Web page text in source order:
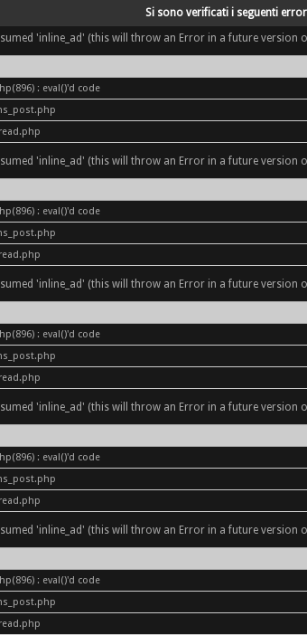
Si sono verificati i seguenti
'inline_ad' (this will throw an Error in a future version
: eval()'d code
'inline_ad' (this will throw an Error in a future version
: eval()'d code
'inline_ad' (this will throw an Error in a future version
: eval()'d code
'inline_ad' (this will throw an Error in a future version
: eval()'d code
'inline_ad' (this will throw an Error in a future version
: eval()'d code